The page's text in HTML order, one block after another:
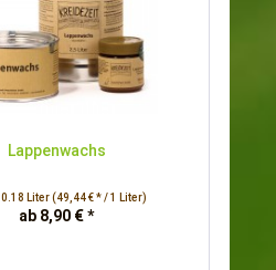
Lappenwachs
0.18 Liter(49,44 € * / 1 Liter)
ab 8,90 € *